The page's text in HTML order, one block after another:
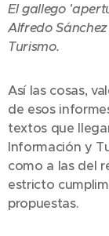
El gallego
Alfredo
Turismo.
Así las cosas,
de esos
textos que
Información y
como a las del
estricto
propuestas.